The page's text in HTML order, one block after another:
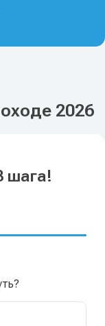
2026
шага!